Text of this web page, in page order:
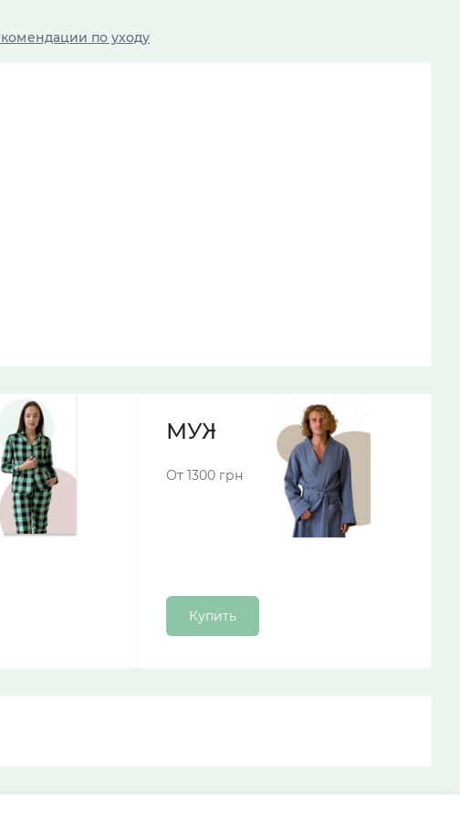
по уходу
МУЖСКИЕ ХАЛАТЫ
От 1300 грн
Купить